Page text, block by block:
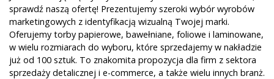
sprawdź naszą ofertę! Prezentujemy szeroki wybór wyrobów
marketingowych z identyfikacją wizualną Twojej marki.
Oferujemy torby papierowe, bawełniane, foliowe i laminowane,
w wielu rozmiarach do wyboru, które sprzedajemy w nakładzie
już od 100 sztuk. To znakomita propozycja dla firm z sektora
sprzedaży detalicznej i e-commerce, a także wielu innych branż.